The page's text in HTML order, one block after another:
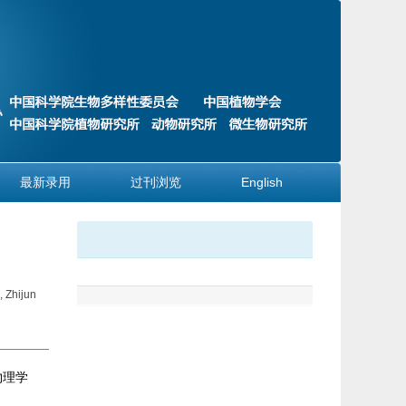
最新录用 过刊浏览 English
Zhijun
理学